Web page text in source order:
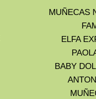
MUÑECAS
ELFA
BABY